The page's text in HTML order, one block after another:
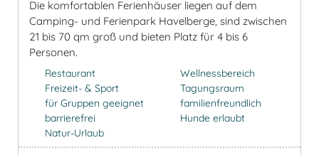
Die komfortablen Ferienhäuser liegen auf dem
Camping- und Ferienpark Havelberge, sind zwischen
21 bis 70 qm groß und bieten Platz für 4 bis 6
Personen.
Restaurant
Freizeit- & Sport
für Gruppen geeignet
barrierefrei
Natur-Urlaub
Wellnessbereich
Tagungsraum
familienfreundlich
Hunde erlaubt